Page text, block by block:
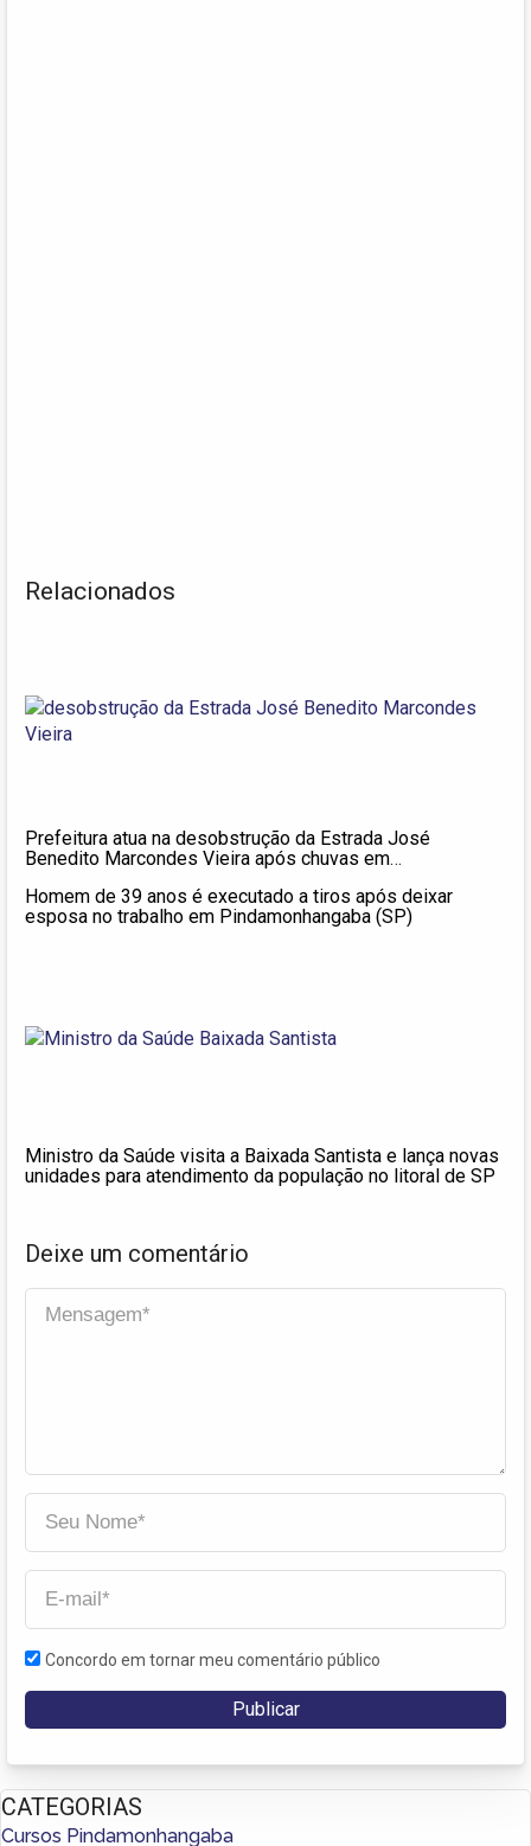
Relacionados
Prefeitura atua na desobstrução da Estrada José
Benedito Marcondes Vieira após chuvas em
Homem de 39 anos é executado a tiros após deixar
esposa no trabalho em Pindamonhangaba (SP)
Ministro da Saúde visita a Baixada Santista e lança novas
unidades para atendimento da população no litoral de SP
Deixe um comentário
Concordo em tornar meu comentário público
CATEGORIAS
Cursos Pindamonhangaba